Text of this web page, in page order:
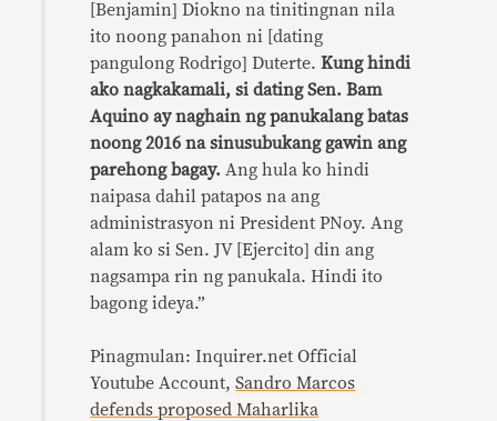
[Benjamin] Diokno na tinitingnan nila
ito noong panahon ni [dating
pangulong Rodrigo] Duterte.Kung hindi
ako nagkakamali, si dating Sen. Bam
Aquino ay naghain ng panukalang batas
noong 2016 na sinusubukang gawin ang
parehong bagay. Ang hula ko hindi
naipasa dahil patapos na ang
administrasyon ni President PNoy. Ang
alam ko si Sen. JV [Ejercito] din ang
nagsampa rin ng panukala. Hindi ito
bagong ideya.”
Pinagmulan: Inquirer.net Official
Youtube Account,Sandro Marcos
defends proposed Maharlika